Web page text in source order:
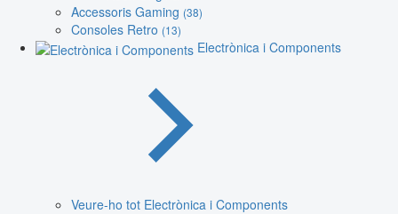
Accessoris Gaming (38)
Consoles Retro (13)
Electrònica i Components
Veure-ho tot Electrònica i Components